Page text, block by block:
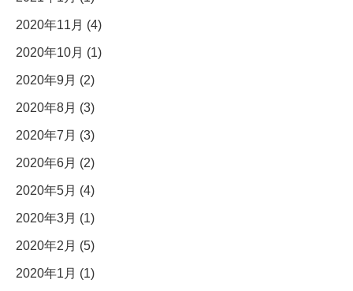
2020年11月 (4)
2020年10月 (1)
2020年9月 (2)
2020年8月 (3)
2020年7月 (3)
2020年6月 (2)
2020年5月 (4)
2020年3月 (1)
2020年2月 (5)
2020年1月 (1)